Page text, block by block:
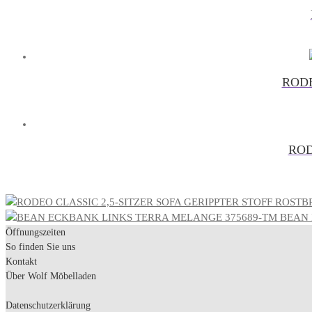
BEAN
Öffnungszeiten
So finden Sie uns
Kontakt
Über Wolf Möbelladen
Datenschutzerklärung